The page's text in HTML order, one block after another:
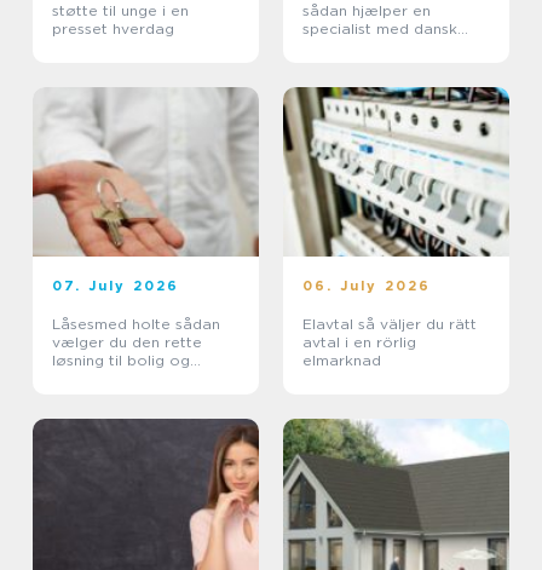
støtte til unge i en
presset hverdag
sådan hjælper en
specialist med dansk
07. July 2026
Låsesmed holte sådan
vælger du den rette
løsning til bolig og
06. July 2026
Elavtal så väljer du rätt
avtal i en rörlig
elmarknad